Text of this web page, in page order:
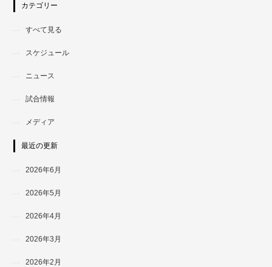
カテゴリー
すべて見る
スケジュール
ニュース
試合情報
メディア
最近の更新
2026年6月
2026年5月
2026年4月
2026年3月
2026年2月